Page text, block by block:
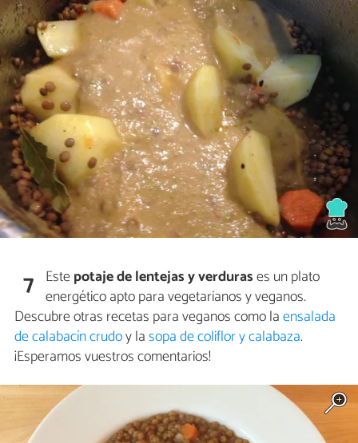
7 Estepotaje de lentejas y verdurases un plato
energético apto para vegetarianos y veganos.
Descubre otras recetas para veganos como laensalada
de calabacín crudoy lasopa de coliflor y calabaza.
¡Esperamos vuestros comentarios!